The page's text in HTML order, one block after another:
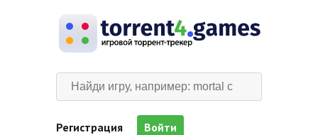
Регистрация Войти